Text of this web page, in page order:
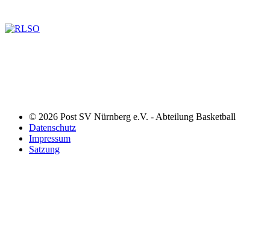
© 2026 Post SV Nürnberg e.V. - Abteilung Basketball
Datenschutz
Impressum
Satzung